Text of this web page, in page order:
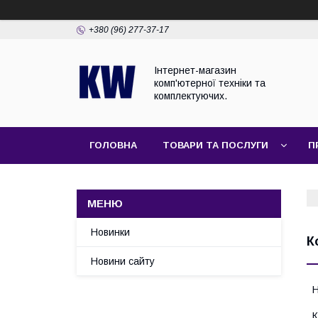
+380 (96) 277-37-17
Інтернет-магазин
комп'ютерної техніки та
комплектуючих.
ГОЛОВНА ТОВАРИ ТА ПОСЛУГИ
Новинки
Новини сайту